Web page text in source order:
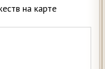
на карте